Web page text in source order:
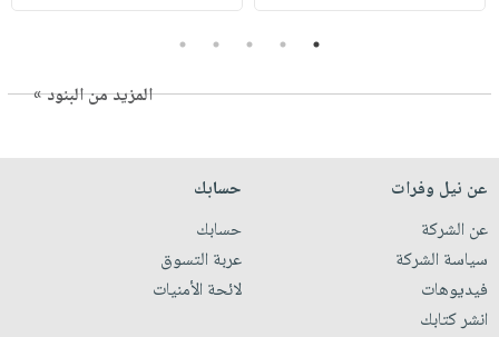
1
2
3
4
5
المزيد من البنود »
عن نيل وفرات
عن الشركة
سياسة الشركة
فيديوهات
انشر كتابك
حسابك
حسابك
عربة التسوق
لائحة الأمنيات